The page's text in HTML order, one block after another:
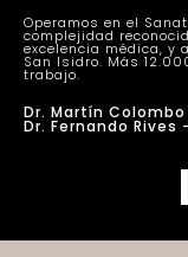
Operamos en el
complejidad
excelencia médica, y
San Isidro. Más
trabajo.
Dr. Martín
Dr. Fernando Rives -